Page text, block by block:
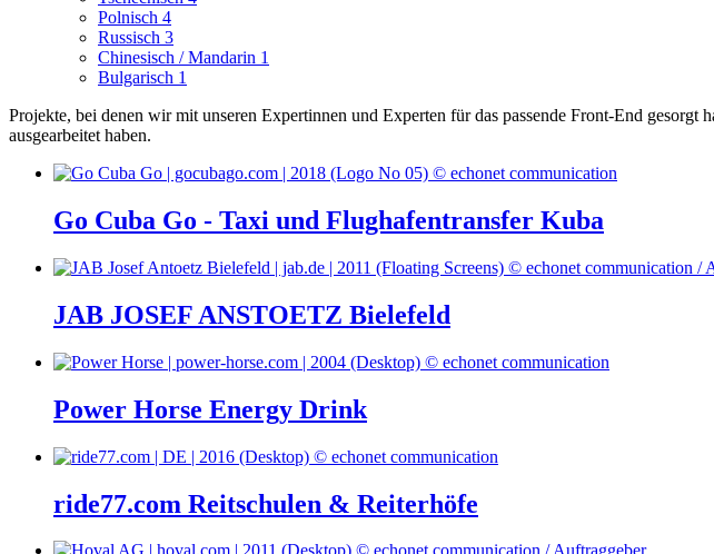
Polnisch 4
Russisch 3
Chinesisch / Mandarin 1
Bulgarisch 1
Projekte, bei denen wir mit unseren Expertinnen und Experten für das passende Front-End
ausgearbeitet haben.
Go Cuba Go - Taxi und Flughafentransfer Kuba
JAB JOSEF ANSTOETZ Bielefeld
Power Horse Energy Drink
ride77.com Reitschulen & Reiterhöfe